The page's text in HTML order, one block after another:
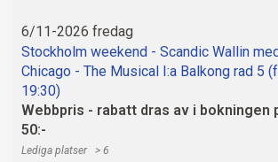
6/11-2026 fredag
Stockholm weekend - Scandic Wallin
Chicago - The Musical I:a Balkong rad 5
19:30)
Webbpris - rabatt dras av i bokningen
50:-
> 6